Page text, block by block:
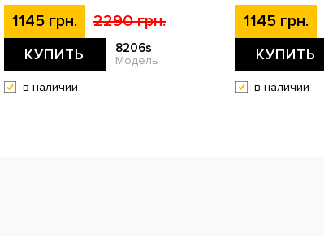
1145 грн. 2290 грн.
КУПИТЬ 8206s
Модель
в наличии
1145 грн.
КУПИТЬ
в наличии